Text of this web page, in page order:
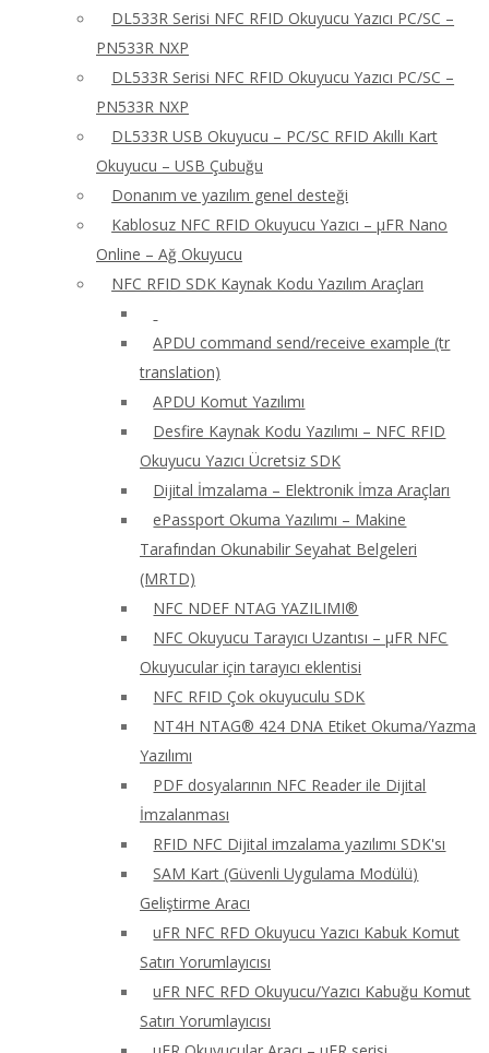
DL533R Serisi NFC RFID Okuyucu Yazıcı PC/SC –
PN533R NXP
DL533R Serisi NFC RFID Okuyucu Yazıcı PC/SC –
PN533R NXP
DL533R USB Okuyucu – PC/SC RFID Akıllı Kart
Okuyucu – USB Çubuğu
Donanım ve yazılım genel desteği
Kablosuz NFC RFID Okuyucu Yazıcı – μFR Nano
Online – Ağ Okuyucu
NFC RFID SDK Kaynak Kodu Yazılım Araçları
APDU command send/receive example (tr
translation)
APDU Komut Yazılımı
Desfire Kaynak Kodu Yazılımı – NFC RFID
Okuyucu Yazıcı Ücretsiz SDK
Dijital İmzalama – Elektronik İmza Araçları
ePassport Okuma Yazılımı – Makine
Tarafından Okunabilir Seyahat Belgeleri
(MRTD)
NFC NDEF NTAG YAZILIMI®
NFC Okuyucu Tarayıcı Uzantısı – μFR NFC
Okuyucular için tarayıcı eklentisi
NFC RFID Çok okuyuculu SDK
NT4H NTAG® 424 DNA Etiket Okuma/Yazma
Yazılımı
PDF dosyalarının NFC Reader ile Dijital
İmzalanması
RFID NFC Dijital imzalama yazılımı SDK'sı
SAM Kart (Güvenli Uygulama Modülü)
Geliştirme Aracı
uFR NFC RFD Okuyucu Yazıcı Kabuk Komut
Satırı Yorumlayıcısı
uFR NFC RFD Okuyucu/Yazıcı Kabuğu Komut
Satırı Yorumlayıcısı